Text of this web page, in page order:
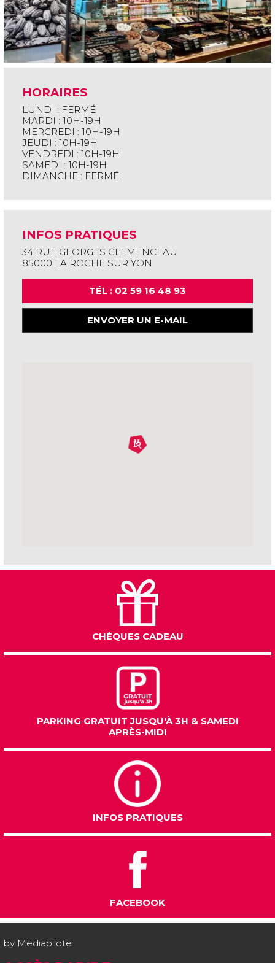
HORAIRES
LUNDI : FERMÉ
MARDI : 10H-19H
MERCREDI : 10H-19H
JEUDI : 10H-19H
VENDREDI : 10H-19H
SAMEDI : 10H-19H
DIMANCHE : FERMÉ
INFOS PRATIQUES
34 RUE GEORGES CLEMENCEAU
85000 LA ROCHE SUR YON
TÉL : 02 59 16 48 93
ENVOYER UN E-MAIL
CHÈQUES CADEAU
PARKING GRATUIT JUSQU'À 3H & SAMEDI
APRÈS-MIDI
INFOS PRATIQUES
FACEBOOK
by Mediapilote